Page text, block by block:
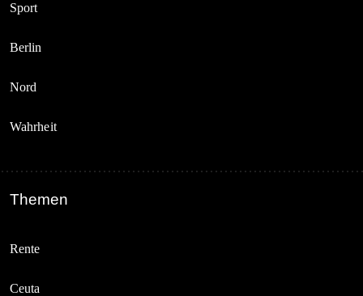
Sport
Berlin
Nord
Wahrheit
Themen
Rente
Ceuta